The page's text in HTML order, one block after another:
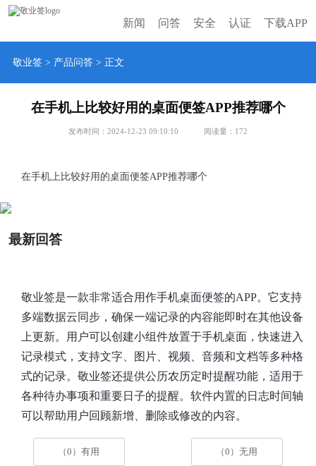
新闻 问答 安全 认证 下载APP
敬业签> 产品问答> 正文
在手机上比较好用的桌面便签APP推荐哪个
发布时间：2024-12-23 09:10:10 阅读量： 172
在手机上比较好用的桌面便签APP推荐哪个
最新回答
敬业签是一款非常适合用作手机桌面便签的APP。它支持
多端数据云同步，确保一端记录的内容能即时在其他设备
上更新。用户可以创建小组件放置于手机桌面，快速进入
记录模式，支持文字、图片、视频、音频和文档等多种格
式的记录。敬业签还提供公历农历定时提醒功能，适用于
各种待办事项和重要日子的提醒。软件内置的日志时间轴
可以帮助用户回顾新增、删除或修改的内容。
（0）有用 （0）无用